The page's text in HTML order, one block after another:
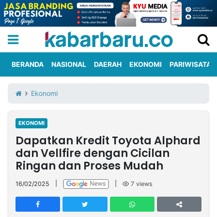
Iklan
Berita
Kami
Nasional
International
Olahraga
Entertainment
Daerah
Pariwisata
Kuliner
Kolom
Network
PT
TREETAN
BERANDA NASIONAL DAERAH EKONOMI PARIWISATA
Ekonomi
EKONOMI
Dapatkan Kredit Toyota Alphard
dan Vellfire dengan Cicilan
Ringan dan Proses Mudah
16/02/2025 7 views